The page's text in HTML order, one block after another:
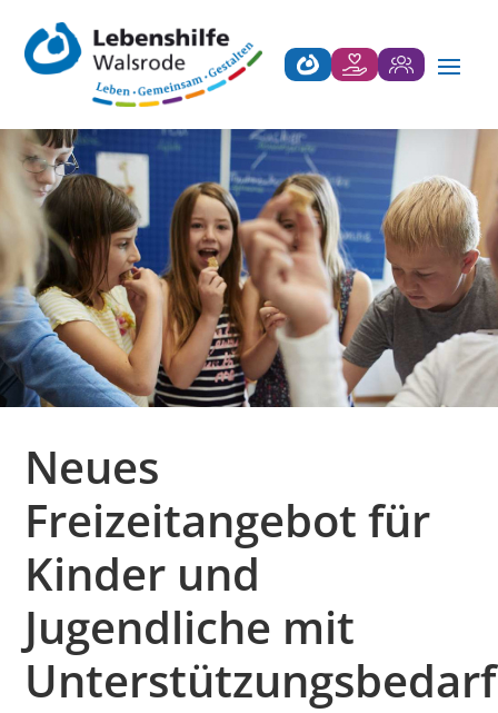
Neues
Freizeitangebot für
Kinder und
Jugendliche mit
Unterstützungsbedarf